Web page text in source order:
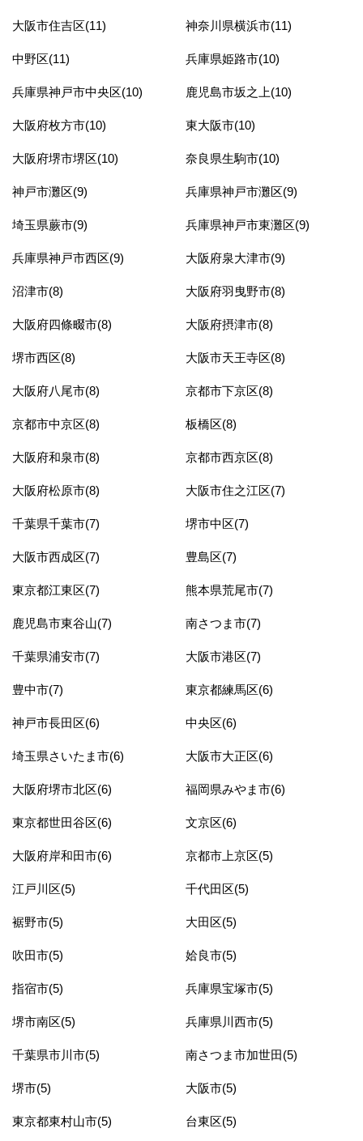
大阪市住吉区(11) 神奈川県横浜市(11)
中野区(11) 兵庫県姫路市(10)
兵庫県神戸市中央区(10) 鹿児島市坂之上(10)
大阪府枚方市(10) 東大阪市(10)
大阪府堺市堺区(10) 奈良県生駒市(10)
神戸市灘区(9) 兵庫県神戸市灘区(9)
埼玉県蕨市(9) 兵庫県神戸市東灘区(9)
兵庫県神戸市西区(9) 大阪府泉大津市(9)
沼津市(8) 大阪府羽曳野市(8)
大阪府四條畷市(8) 大阪府摂津市(8)
堺市西区(8) 大阪市天王寺区(8)
大阪府八尾市(8) 京都市下京区(8)
京都市中京区(8) 板橋区(8)
大阪府和泉市(8) 京都市西京区(8)
大阪府松原市(8) 大阪市住之江区(7)
千葉県千葉市(7) 堺市中区(7)
大阪市西成区(7) 豊島区(7)
東京都江東区(7) 熊本県荒尾市(7)
鹿児島市東谷山(7) 南さつま市(7)
千葉県浦安市(7) 大阪市港区(7)
豊中市(7) 東京都練馬区(6)
神戸市長田区(6) 中央区(6)
埼玉県さいたま市(6) 大阪市大正区(6)
大阪府堺市北区(6) 福岡県みやま市(6)
東京都世田谷区(6) 文京区(6)
大阪府岸和田市(6) 京都市上京区(5)
江戸川区(5) 千代田区(5)
裾野市(5) 大田区(5)
吹田市(5) 姶良市(5)
指宿市(5) 兵庫県宝塚市(5)
堺市南区(5) 兵庫県川西市(5)
千葉県市川市(5) 南さつま市加世田(5)
堺市(5) 大阪市(5)
東京都東村山市(5) 台東区(5)